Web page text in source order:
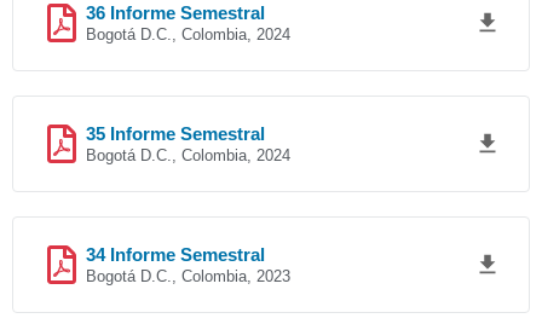
36 Informe Semestral
Bogotá D.C., Colombia, 2024
35 Informe Semestral
Bogotá D.C., Colombia, 2024
34 Informe Semestral
Bogotá D.C., Colombia, 2023